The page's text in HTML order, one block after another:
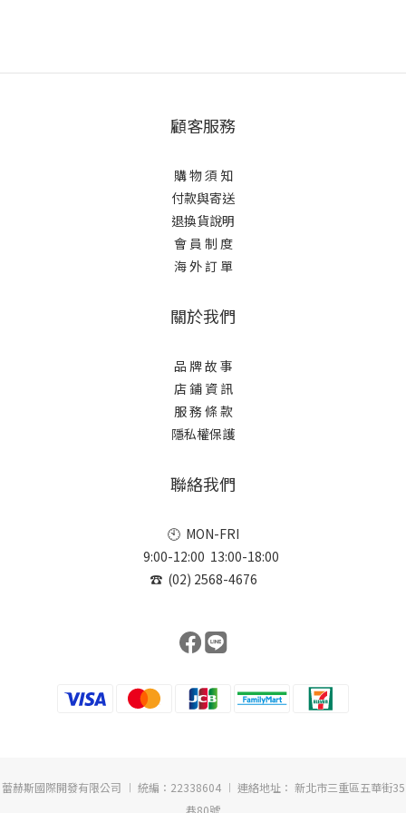
顧客服務
購 物 須 知
付款與寄送
退換貨說明
會 員 制 度
海 外 訂 單
關於我們
品 牌 故 事
店 鋪 資 訊
服 務 條 款
隱私權保護
聯絡我們
🕙 MON-FRI
9:00-12:00 13:00-18:00
☎ (02) 2568-4676
蕾赫斯國際開發有限公司 ︱ 統編：22338604 ︱ 連絡地址： 新北市三重區五華街35
巷80號